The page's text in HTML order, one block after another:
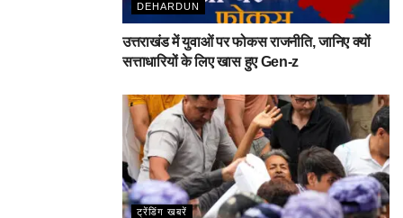
DEHARDUN
उत्तराखंड में युवाओं पर फोकस राजनीति, जानिए क्यों
सत्ताधारियों के लिए खास हुए Gen-z
ट्रेंडिंग खबरें